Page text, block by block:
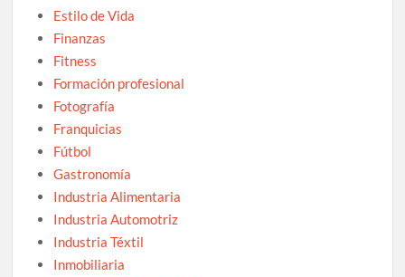
Estilo de Vida
Finanzas
Fitness
Formación profesional
Fotografía
Franquicias
Fútbol
Gastronomía
Industria Alimentaria
Industria Automotriz
Industria Téxtil
Inmobiliaria